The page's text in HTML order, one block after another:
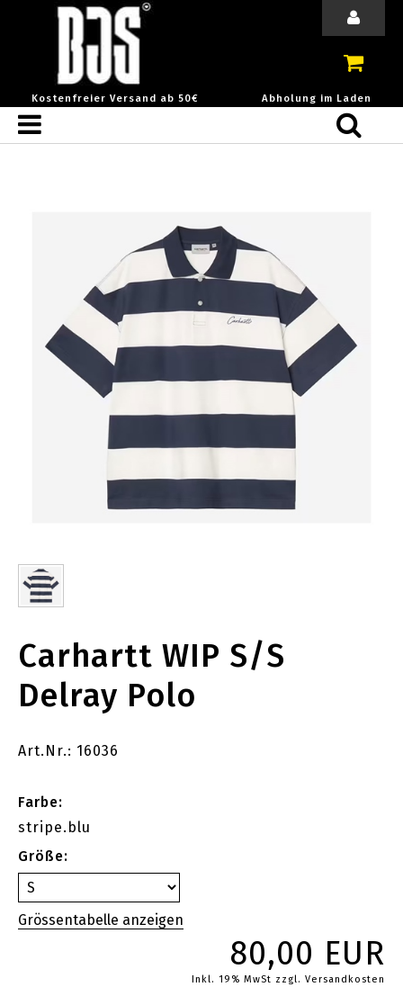
Kostenfreier Versand ab 50€ Abholung im Laden
Carhartt WIP S/S
Delray Polo
Art.Nr.: 16036
Farbe:
stripe.blu
Größe:
80,00 EUR
Inkl. 19% MwSt zzgl. Versandkosten